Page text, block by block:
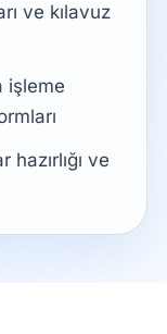
ve kılavuz
işleme
ve